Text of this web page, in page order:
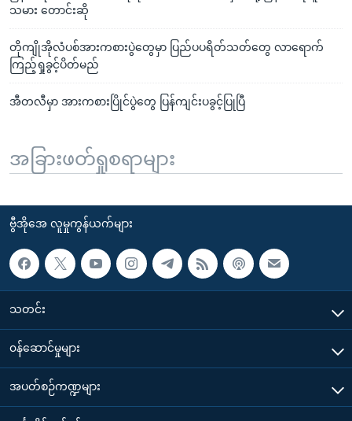
သမား တောင်းဆို
တိုကျိုအိုလံပစ်အားကစားပွဲတွေမှာ ပြည်ပပရိတ်သတ်တွေ လာရောက်
ကြည့်ရှုခွင့်ပိတ်မည်
အီတလီမှာ အားကစားပြိုင်ပွဲတွေ ပြန်ကျင်းပခွင့်ပြုပြီ
အခြားဖတ်ရှုစရာများ
ဗွီအိုအေ လူမှုကွန်ယက်များ
သတင်း
၀န်ဆောင်မှုများ
အပတ်စဉ်ကဏ္ဍများ